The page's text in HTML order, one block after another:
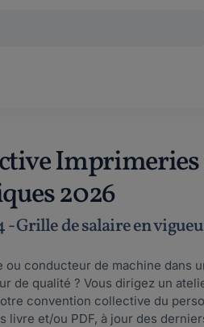
Imprimeries
2026
- Grille de salaire en
ou conducteur de machine dans
de qualité ? Vous dirigez un
convention collective du
livre et/ou PDF, à jour des